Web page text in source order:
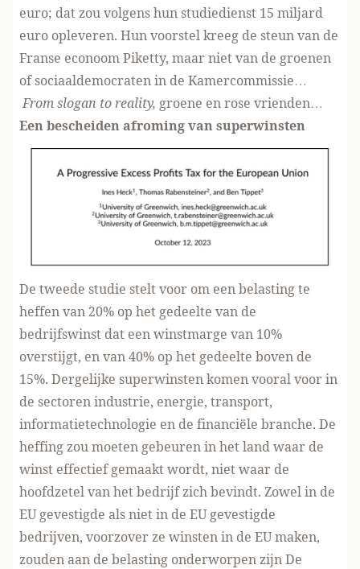
euro; dat zou volgens hun studiedienst 15 miljard
euro opleveren. Hun voorstel kreeg de steun van de
Franse econoom Piketty, maar niet van de groenen
of sociaaldemocraten in de Kamercommissie…
From slogan to reality, groene en rose vrienden…
Een bescheiden afroming van superwinsten
De tweede studie stelt voor om een belasting te
heffen van 20% op het gedeelte van de
bedrijfswinst dat een winstmarge van 10%
overstijgt, en van 40% op het gedeelte boven de
15%. Dergelijke superwinsten komen vooral voor in
de sectoren industrie, energie, transport,
informatietechnologie en de financiële branche. De
heffing zou moeten gebeuren in het land waar de
winst effectief gemaakt wordt, niet waar de
hoofdzetel van het bedrijf zich bevindt. Zowel in de
EU gevestigde als niet in de EU gevestigde
bedrijven, voorzover ze winsten in de EU maken,
zouden aan de belasting onderworpen zijn De